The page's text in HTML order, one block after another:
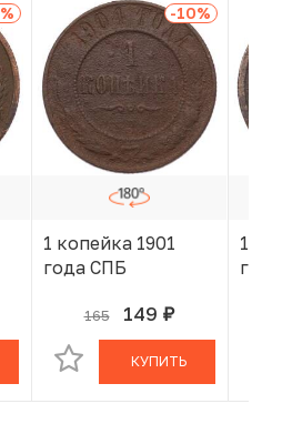
% -10%
1 копейка 1901
года СПБ
165 149 руб.
В КОРЗИНЕ
КУПИТЬ
1